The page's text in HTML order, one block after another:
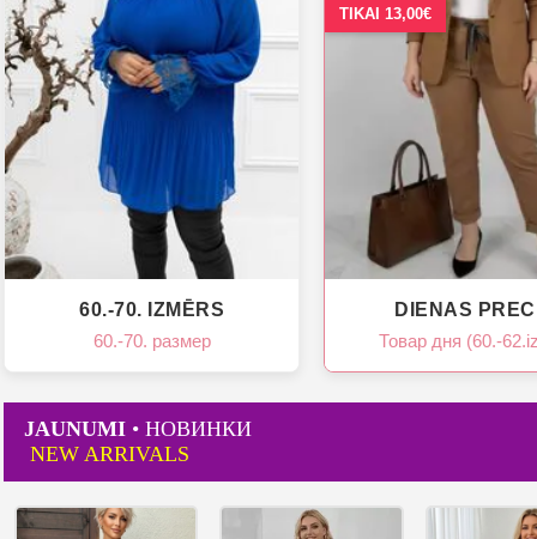
60.-70. IZMĒRS
60.-70. размер
TIKAI 13,00€
DIENAS
Товар дня (60.-
JAUNUMI • НОВИНКИ
NEW ARRIVALS